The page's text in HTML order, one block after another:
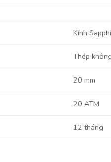
Kính
Thép
20 mm
20 ATM
12 tháng